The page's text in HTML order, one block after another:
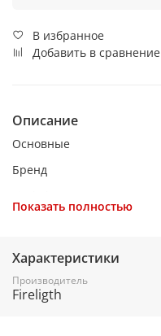
В избранное
Добавить в сравнение
Описание
Основные
Бренд
Материал каркаса
МДФ
Показать полностью
Характеристики
Производитель
Fireligth